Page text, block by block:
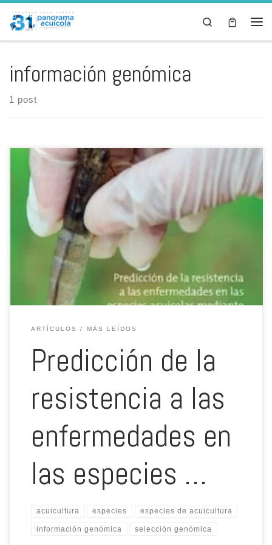
Skip to content
Search
información genómica
1 post
Por: Christos Palaiokostas, Departamento de Cría y Genética Animal,
Universidad Sueca de Ciencias Agrícolas, Uppsala, Suecia* La
capacidad de predecir la resistencia a enfermedades utilizando
información genómica en especies de acuicultura ha atraído
considerables esfuerzos de investigación. En el estudio actual, se
evaluaron varios modelos de aprendizaje automático (ML) en […]
ARTÍCULOS MÁS LEÍDOS
Predicción de la
resistencia a las
enfermedades en
las especies …
acuicultura especies especies de acuicultura
información genómica selección genómica